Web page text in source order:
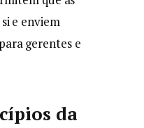
e enviem
gerentes e
da